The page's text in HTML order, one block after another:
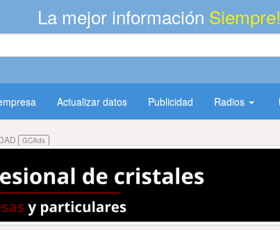
La mejor información Siempre!
Actualizar datos Publicidad Radios
GCAds